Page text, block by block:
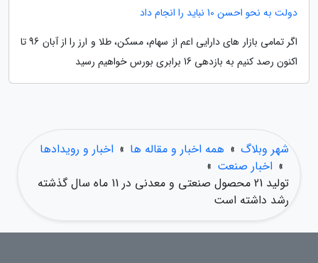
دولت به نحو احسن 10 نباید را انجام داد
اگر تمامی بازار های دارایی اعم از سهام، مسکن، طلا و ارز را از آبان 96 تا
اکنون رصد کنیم به بازدهی 16 برابری بورس خواهیم رسید
شهر وبلاگ » همه اخبار و مقاله ها » اخبار و رویدادها
» اخبار صنعت »
تولید 21 محصول صنعتی و معدنی در 11 ماه سال گذشته
رشد داشته است